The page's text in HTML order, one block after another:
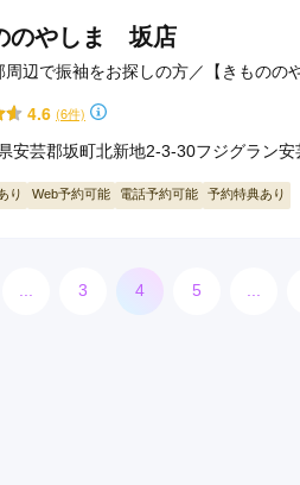
のやしま 坂店
周辺で振袖をお探しの方／【きものの
4.6 (6件)
安芸郡坂町北新地2-3-30フジグラン安
り Web予約可能 電話予約可能 予約特典あり
... 3 4 5 ...